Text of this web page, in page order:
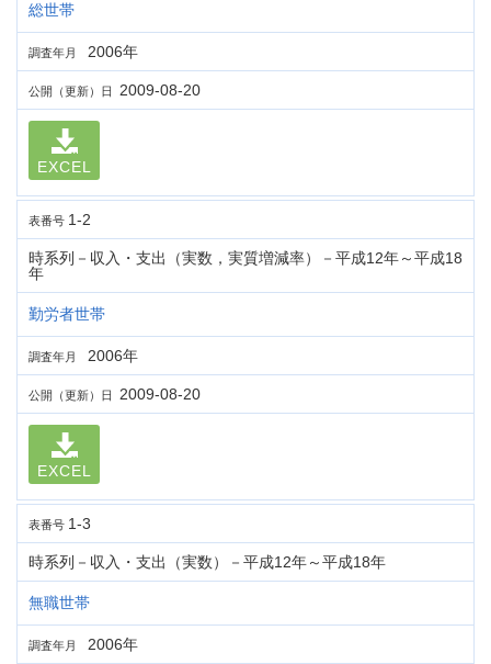
総世帯
調査年月 2006年
公開（更新）日 2009-08-20
EXCEL
表番号 1-2
時系列－収入・支出（実数，実質増減率）－平成12年～平成18
年
勤労者世帯
調査年月 2006年
公開（更新）日 2009-08-20
EXCEL
表番号 1-3
時系列－収入・支出（実数）－平成12年～平成18年
無職世帯
調査年月 2006年